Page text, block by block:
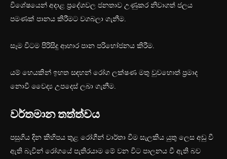
විශේෂයෙන් අදාළ ප්‍රදේශවල ජනතාව උණුකර නිවාගත් ජලය
පමණක් පානය කිරීමට වගබලා ගැනීම.
සෑම විටම පිරිසිදු ආහාර පාන පරිභෝජනය කිරීම.
යම් හෙයකින් ඉහත සඳහන් රෝග ලක්ෂණ මතු වුවහොත් ප්‍රමාද
නොවී වෛද්‍ය උපදෙස් ලබා ගැනීම.
වර්තමාන තත්ත්වය
පසුගිය දින කිහිපය තුළ රෝගීන් වාර්තා වීම සැලකිය යුතු ලෙස අඩු වී
ඇති බැවින් රෝගයේ පැතිරයාම මේ වන විට පාලනය වී ඇති බව